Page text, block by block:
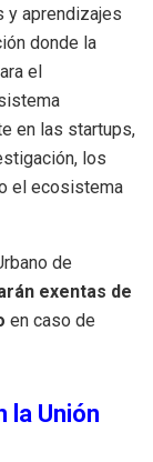
y aprendizajes
donde la
el
en las startups,
los
el ecosistema
de
exentas de
en caso de
la Unión